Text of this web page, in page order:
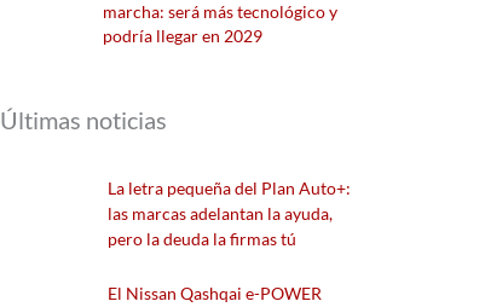
marcha: será más tecnológico y
podría llegar en 2029
Últimas noticias
La letra pequeña del Plan Auto+:
las marcas adelantan la ayuda,
pero la deuda la firmas tú
El Nissan Qashqai e-POWER